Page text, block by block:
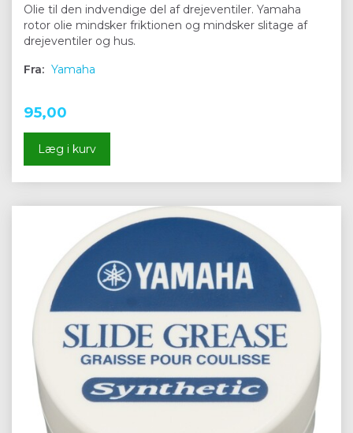
Olie til den indvendige del af drejeventiler. Yamaha
rotor olie mindsker friktionen og mindsker slitage af
drejeventiler og hus.
Fra: Yamaha
95,00
Læg i kurv